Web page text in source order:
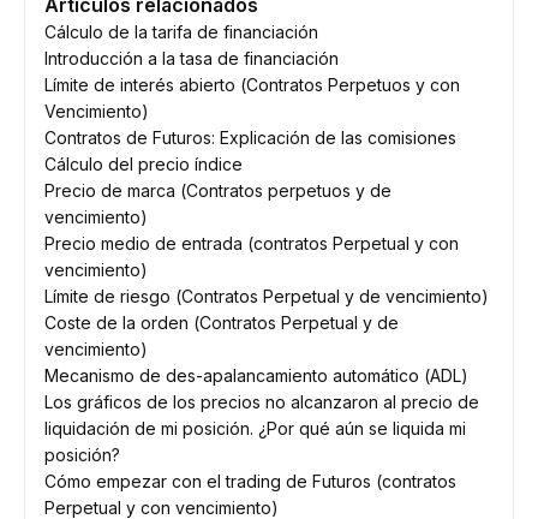
Cálculo de la tarifa de financiación
Introducción a la tasa de financiación
Límite de interés abierto (Contratos Perpetuos y con
Vencimiento)
Contratos de Futuros: Explicación de las comisiones
Cálculo del precio índice
Precio de marca (Contratos perpetuos y de
vencimiento)
Precio medio de entrada (contratos Perpetual y con
vencimiento)
Límite de riesgo (Contratos Perpetual y de vencimiento)
Coste de la orden (Contratos Perpetual y de
vencimiento)
Mecanismo de des-apalancamiento automático (ADL)
Los gráficos de los precios no alcanzaron al precio de
liquidación de mi posición. ¿Por qué aún se liquida mi
posición?
Cómo empezar con el trading de Futuros (contratos
Perpetual y con vencimiento)